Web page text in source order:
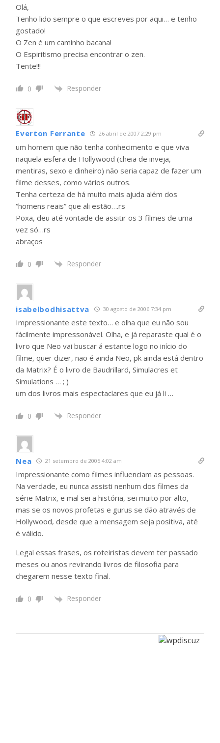
Olá,
Tenho lido sempre o que escreves por aqui… e tenho
gostado!
O Zen é um caminho bacana!
O Espiritismo precisa encontrar o zen.
Tente!!!
0 Responder
Everton Ferrante 26 abril de 2007 2:29 pm
um homem que não tenha conhecimento e que viva
naquela esfera de Hollywood (cheia de inveja,
mentiras, sexo e dinheiro) não seria capaz de fazer um
filme desses, como vários outros.
Tenha certeza de há muito mais ajuda além dos
“homens reais” que ali estão….rs
Poxa, deu até vontade de assitir os 3 filmes de uma
vez só…rs
abraços
0 Responder
isabelbodhisattva 30 agosto de 2006 7:34 pm
Impressionante este texto… e olha que eu não sou
fácilmente impressonável. Olha, e já reparaste qual é o
livro que Neo vai buscar á estante logo no início do
filme, quer dizer, não é ainda Neo, pk ainda está dentro
da Matrix? É o livro de Baudrillard, Simulacres et
Simulations … ; )
um dos livros mais espectaclares que eu já li …
0 Responder
Nea 21 setembro de 2005 4:02 am
Impressionante como filmes influenciam as pessoas.
Na verdade, eu nunca assisti nenhum dos filmes da
série Matrix, e mal sei a história, sei muito por alto,
mas se os novos profetas e gurus se dão através de
Hollywood, desde que a mensagem seja positiva, até
é válido.
Legal essas frases, os roteiristas devem ter passado
meses ou anos revirando livros de filosofia para
chegarem nesse texto final.
0 Responder